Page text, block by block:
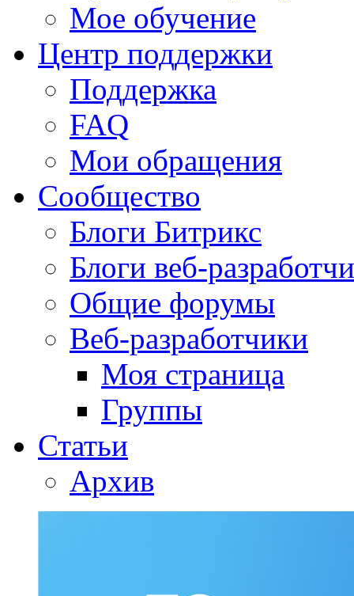
Мое обучение
Центр поддержки
Поддержка
FAQ
Мои обращения
Сообщество
Блоги Битрикс
Блоги веб-
Общие форумы
Веб-разработчики
Моя страница
Группы
Статьи
Архив